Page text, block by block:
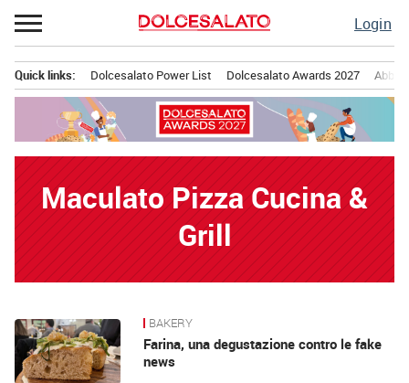
Passa
al
Login
principale
Quick links: Dolcesalato Power List Dolcesalato Awards 2027
Maculato Pizza Cucina &
Grill
News BAKERY
Farina, una degustazione contro le fake
news